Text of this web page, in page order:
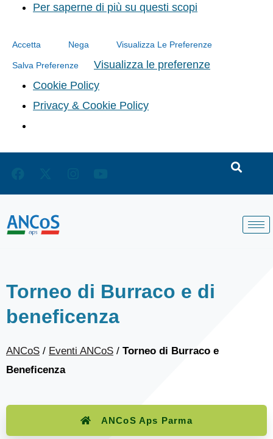
Per saperne di più su questi scopi
Accetta Nega Visualizza Le Preferenze
Salva Preferenze
Visualizza le preferenze
Cookie Policy
Privacy & Cookie Policy
Torneo di Burraco e di
beneficenza
ANCoS / Eventi ANCoS / Torneo di Burraco e
Beneficenza
ANCoS Aps Parma